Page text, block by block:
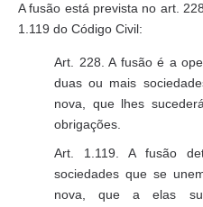
A fusão está prevista no art.
1.119 do Código Civil:
Art. 228. A fusão é a
duas ou mais
nova, que lhes
obrigações.
Art. 1.119. A fusão
sociedades que se
nova, que a elas